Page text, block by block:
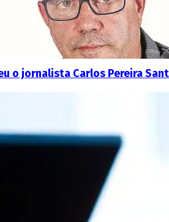
o jornalista Carlos Pereira